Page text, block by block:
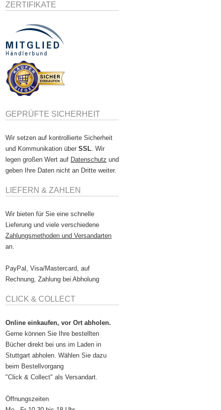
ZERTIFIKATE
GEPRÜFTE SICHERHEIT
Wir setzen auf kontrollierte Sicherheit
und Kommunikation überSSL. Wir
legen großen Wert auf Datenschutz und
geben Ihre Daten nicht an Dritte weiter.
LIEFERN & ZAHLEN
Wir bieten für Sie eine schnelle
Lieferung und viele verschiedene
Zahlungsmethoden und Versandarten
an.
PayPal, Visa/Mastercard, auf
Rechnung, Zahlung bei Abholung
CLICK & COLLECT
Online einkaufen, vor Ort abholen.
Gerne können Sie Ihre bestellten
Bücher direkt bei uns im Laden in
Stuttgart abholen. Wählen Sie dazu
beim Bestellvorgang
"Click & Collect" als Versandart.
Öffnungszeiten